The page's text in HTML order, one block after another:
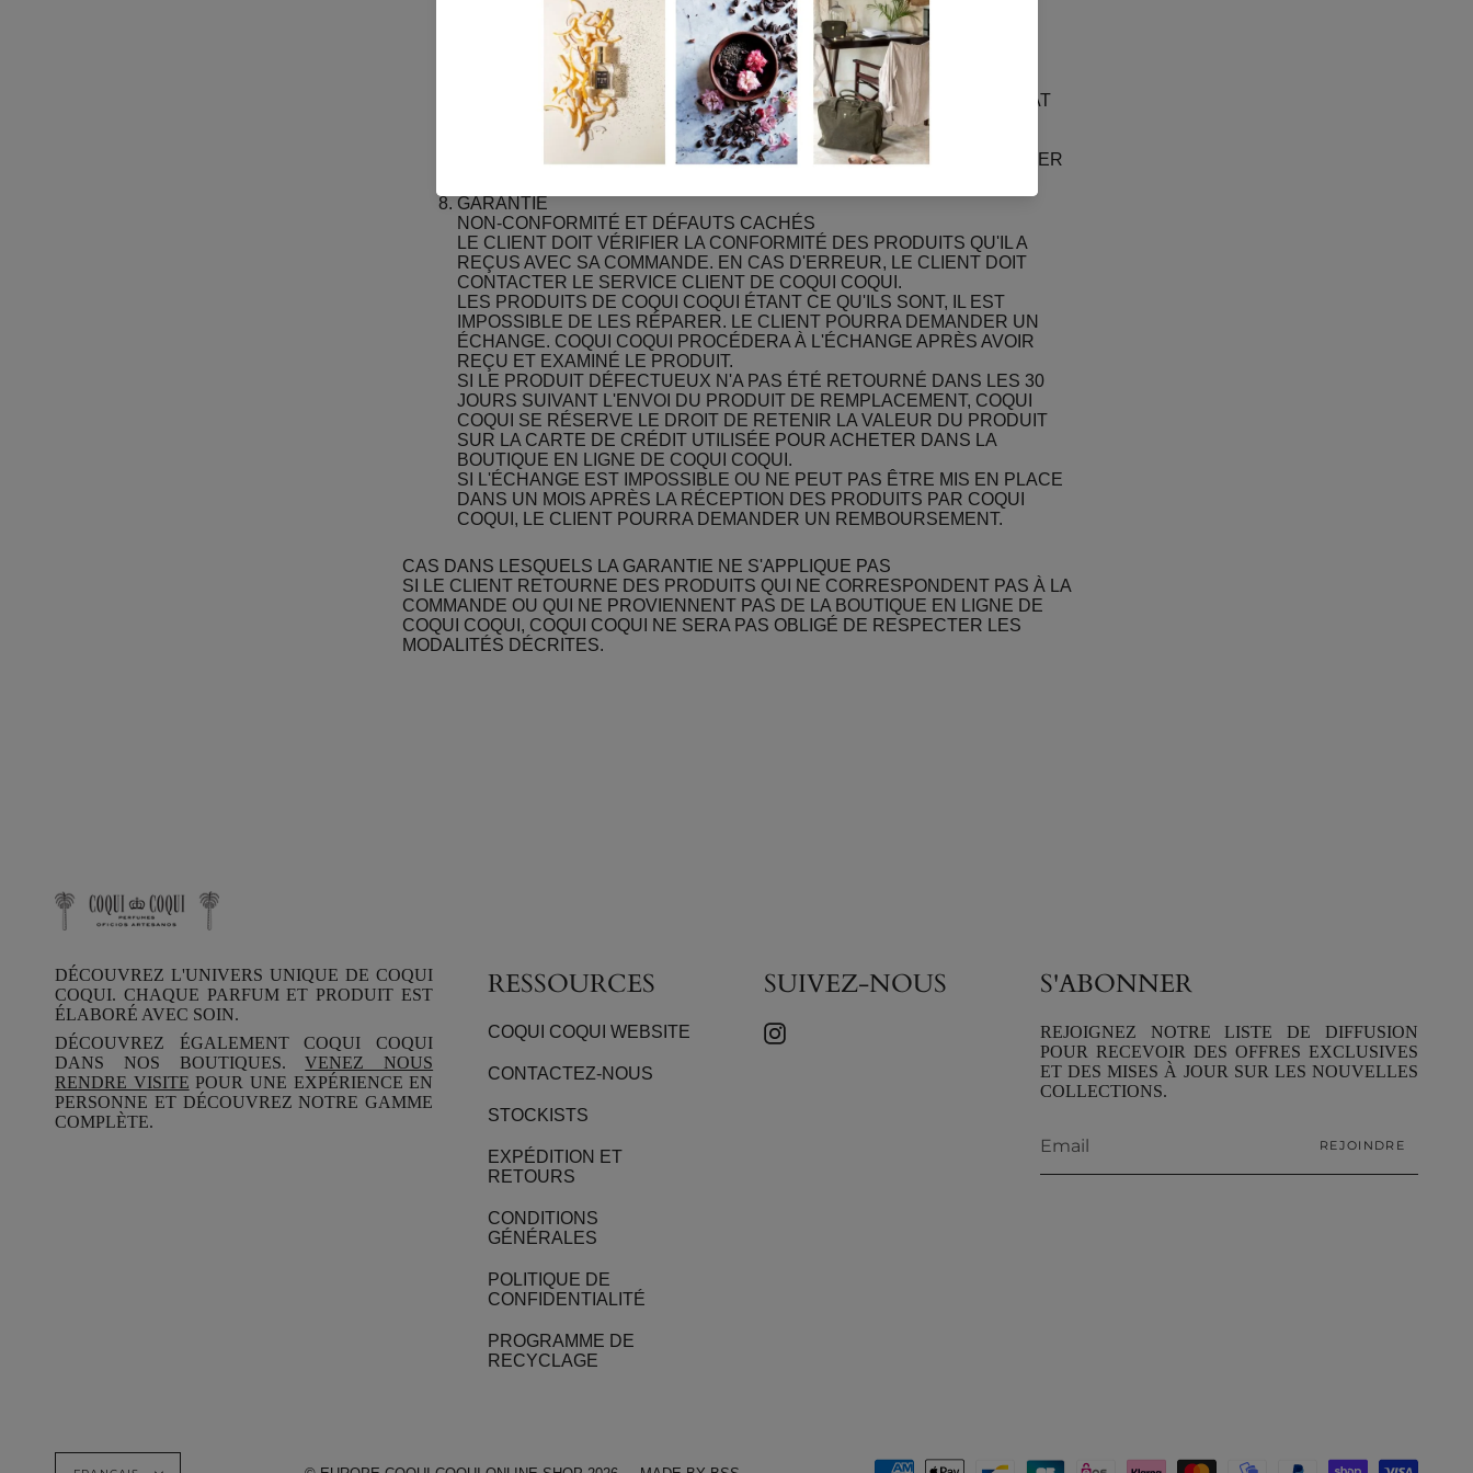
PRODUITS COQUI COQUI. POUR TOUTE RÉCLAMATION, LE CLIENT
DOIT NOUS CONTACTER À L'ADRESSE SUIVANTE
AMERICAS@COQUICOQUI.COM
LIMITATION DE RESPONSABILITÉ
COQUI COQUI NE PEUT ÊTRE TENUE RESPONSABLE SI LE CONTRAT
N'EST PAS EXÉCUTÉ CORRECTEMENT EN RAISON D'UN CAS DE
FORCE MAJEURE, DE LA FAUTE DU CLIENT OU D'UN ÉVÉNEMENT
IMPRÉVISIBLE ET INSURMONTABLE CAUSÉ PAR UN TIERS ÉTRANGER
GARANTIE
NON-CONFORMITÉ ET DÉFAUTS CACHÉS
LE CLIENT DOIT VÉRIFIER LA CONFORMITÉ DES PRODUITS QU'IL A
REÇUS AVEC SA COMMANDE. EN CAS D'ERREUR, LE CLIENT DOIT
CONTACTER LE SERVICE CLIENT DE COQUI COQUI.
LES PRODUITS DE COQUI COQUI ÉTANT CE QU'ILS SONT, IL EST
IMPOSSIBLE DE LES RÉPARER. LE CLIENT POURRA DEMANDER UN
ÉCHANGE. COQUI COQUI PROCÉDERA À L'ÉCHANGE APRÈS AVOIR
REÇU ET EXAMINÉ LE PRODUIT.
SI LE PRODUIT DÉFECTUEUX N'A PAS ÉTÉ RETOURNÉ DANS LES 30
JOURS SUIVANT L'ENVOI DU PRODUIT DE REMPLACEMENT, COQUI
COQUI SE RÉSERVE LE DROIT DE RETENIR LA VALEUR DU PRODUIT
SUR LA CARTE DE CRÉDIT UTILISÉE POUR ACHETER DANS LA
BOUTIQUE EN LIGNE DE COQUI COQUI.
SI L'ÉCHANGE EST IMPOSSIBLE OU NE PEUT PAS ÊTRE MIS EN PLACE
DANS UN MOIS APRÈS LA RÉCEPTION DES PRODUITS PAR COQUI
COQUI, LE CLIENT POURRA DEMANDER UN REMBOURSEMENT.
CAS DANS LESQUELS LA GARANTIE NE S'APPLIQUE PAS
SI LE CLIENT RETOURNE DES PRODUITS QUI NE CORRESPONDENT PAS À LA
COMMANDE OU QUI NE PROVIENNENT PAS DE LA BOUTIQUE EN LIGNE DE
COQUI COQUI, COQUI COQUI NE SERA PAS OBLIGÉ DE RESPECTER LES
MODALITÉS DÉCRITES.
DÉCOUVREZ L'UNIVERS UNIQUE DE COQUI
COQUI. CHAQUE PARFUM ET PRODUIT EST
ÉLABORÉ AVEC SOIN.
DÉCOUVREZ ÉGALEMENT COQUI COQUI
DANS NOS BOUTIQUES.VENEZ NOUS
RENDRE VISITE POUR UNE EXPÉRIENCE EN
PERSONNE ET DÉCOUVREZ NOTRE GAMME
COMPLÈTE.
RESSOURCES
COQUI COQUI WEBSITE
CONTACTEZ-NOUS
STOCKISTS
EXPÉDITION ET
RETOURS
CONDITIONS
GÉNÉRALES
POLITIQUE DE
CONFIDENTIALITÉ
PROGRAMME DE
RECYCLAGE
SUIVEZ-NOUS
INSTAGRAM
S'ABONNER
REJOIGNEZ NOTRE LISTE DE DIFFUSION
POUR RECEVOIR DES OFFRES EXCLUSIVES
ET DES MISES À JOUR SUR LES NOUVELLES
COLLECTIONS.
REJOINDRE